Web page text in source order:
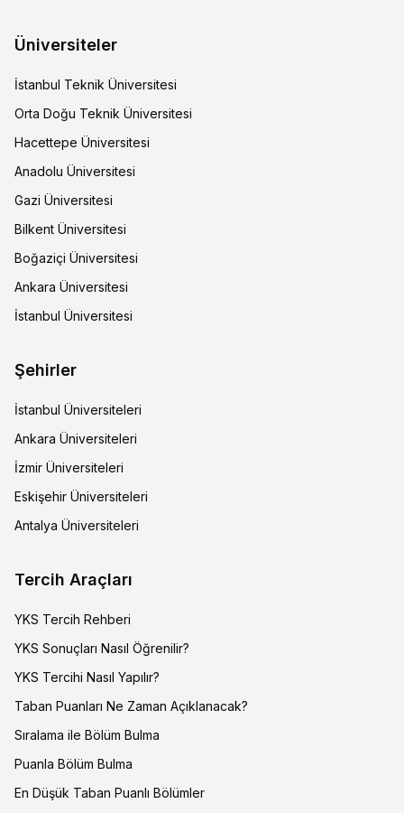
Üniversiteler
İstanbul Teknik Üniversitesi
Orta Doğu Teknik Üniversitesi
Hacettepe Üniversitesi
Anadolu Üniversitesi
Gazi Üniversitesi
Bilkent Üniversitesi
Boğaziçi Üniversitesi
Ankara Üniversitesi
İstanbul Üniversitesi
Şehirler
İstanbul Üniversiteleri
Ankara Üniversiteleri
İzmir Üniversiteleri
Eskişehir Üniversiteleri
Antalya Üniversiteleri
Tercih Araçları
YKS Tercih Rehberi
YKS Sonuçları Nasıl Öğrenilir?
YKS Tercihi Nasıl Yapılır?
Taban Puanları Ne Zaman Açıklanacak?
Sıralama ile Bölüm Bulma
Puanla Bölüm Bulma
En Düşük Taban Puanlı Bölümler